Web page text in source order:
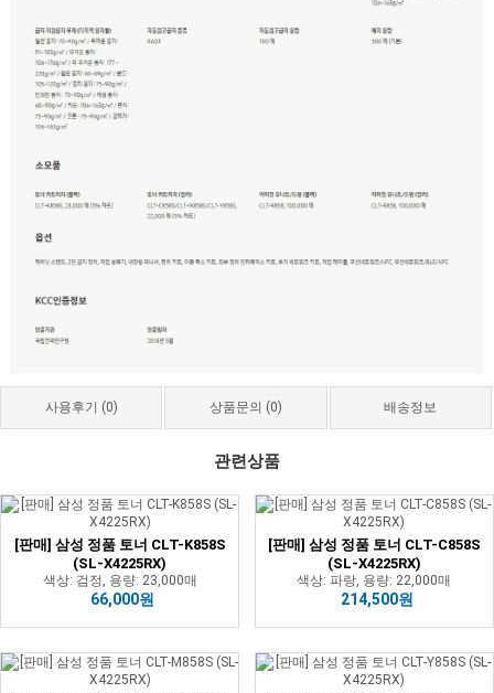
사용후기 (0) 상품문의 (0) 배송정보
관련상품
[판매] 삼성 정품 토너 CLT-K858S
(SL-X4225RX)
색상: 검정, 용량: 23,000매
66,000원
[판매] 삼성 정품 토너 CLT-C858S
(SL-X4225RX)
색상: 파랑, 용량: 22,000매
214,500원